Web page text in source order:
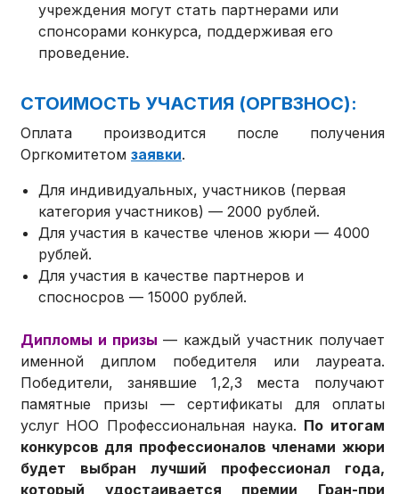
учреждения могут стать партнерами или
спонсорами конкурса, поддерживая его
проведение.
СТОИМОСТЬ УЧАСТИЯ (ОРГВЗНОС):
Оплата производится после получения
Оргкомитетомзаявки.
Для индивидуальных, участников (первая
категория участников) — 2000 рублей.
Для участия в качестве членов жюри — 4000
рублей.
Для участия в качестве партнеров и
спосносров — 15000 рублей.
Дипломы и призы — каждый участник получает
именной диплом победителя или лауреата.
Победители, занявшие 1,2,3 места получают
памятные призы — сертификаты для оплаты
услуг НОО Профессиональная наука. По итогам
конкурсов для профессионалов членами жюри
будет выбран лучший профессионал года,
который удостаивается премии Гран-при